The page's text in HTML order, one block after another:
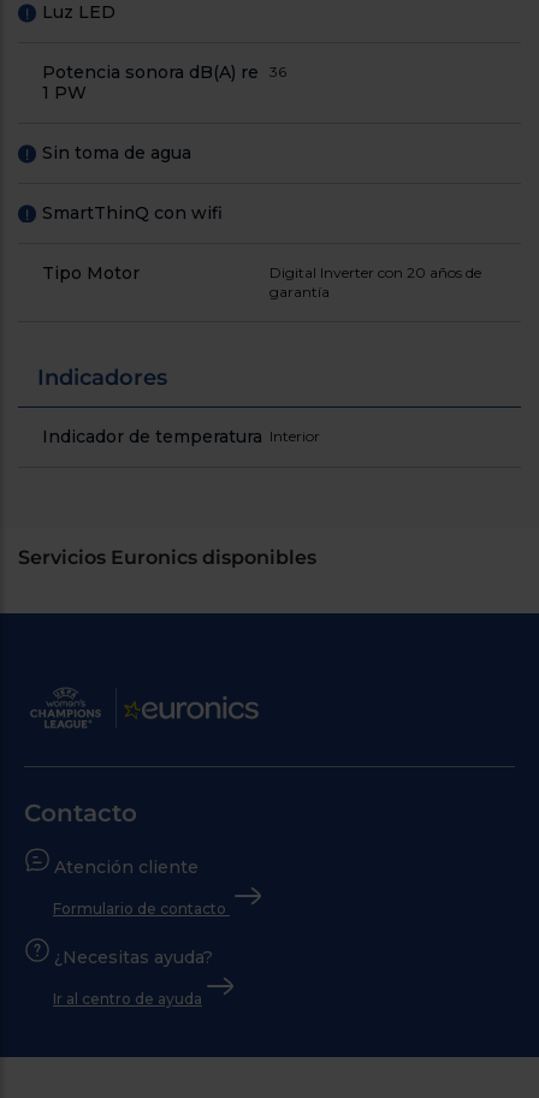
! Luz LED
Potencia sonora dB(A) re
1 PW
36
! Sin toma de agua
! SmartThinQ con wifi
Tipo Motor
Digital Inverter con 20 años de
garantía
Indicadores
Indicador de temperatura Interior
Servicios Euronics disponibles
Contacto
Atención cliente
Formulario de contacto
¿Necesitas ayuda?
Ir al centro de ayuda